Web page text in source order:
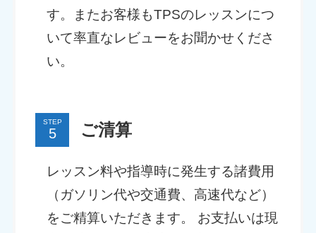
す。またお客様もTPSのレッスンにつ
いて率直なレビューをお聞かせくださ
い。
STEP ご清算
レッスン料や指導時に発生する諸費用
（ガソリン代や交通費、高速代など）
をご精算いただきます。 お支払いは現